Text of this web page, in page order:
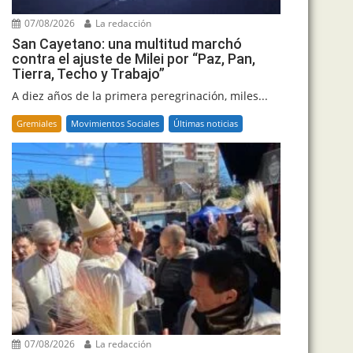
07/08/2026 La redacción
San Cayetano: una multitud marchó
contra el ajuste de Milei por “Paz, Pan,
Tierra, Techo y Trabajo”
A diez años de la primera peregrinación, miles...
Gremiales Movimientos Sociales Últimas noticias
07/08/2026 La redacción